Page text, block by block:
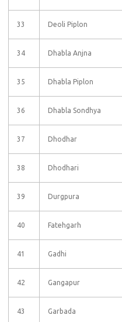
33 Deoli Piplon
34 Dhabla Anjna
35 Dhabla Piplon
36 Dhabla Sondhya
37 Dhodhar
38 Dhodhari
39 Durgpura
40 Fatehgarh
41 Gadhi
42 Gangapur
43 Garbada